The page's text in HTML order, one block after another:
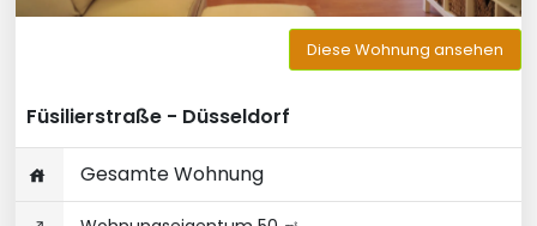
Diese Wohnung ansehen
Füsilierstraße - Düsseldorf
Gesamte Wohnung